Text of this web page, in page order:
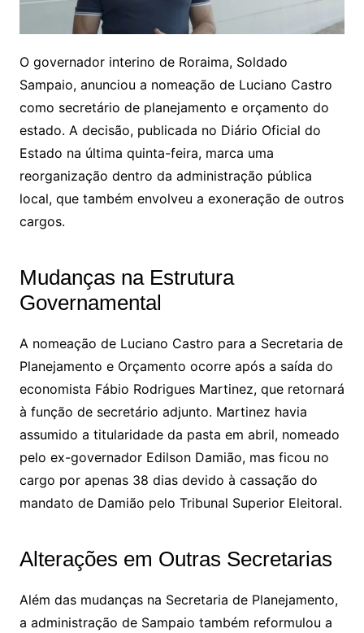
O governador interino de Roraima, Soldado
Sampaio, anunciou a nomeação de Luciano Castro
como secretário de planejamento e orçamento do
estado. A decisão, publicada no Diário Oficial do
Estado na última quinta-feira, marca uma
reorganização dentro da administração pública
local, que também envolveu a exoneração de outros
cargos.
Mudanças na Estrutura
Governamental
A nomeação de Luciano Castro para a Secretaria de
Planejamento e Orçamento ocorre após a saída do
economista Fábio Rodrigues Martinez, que retornará
à função de secretário adjunto. Martinez havia
assumido a titularidade da pasta em abril, nomeado
pelo ex-governador Edilson Damião, mas ficou no
cargo por apenas 38 dias devido à cassação do
mandato de Damião pelo Tribunal Superior Eleitoral.
Alterações em Outras Secretarias
Além das mudanças na Secretaria de Planejamento,
a administração de Sampaio também reformulou a